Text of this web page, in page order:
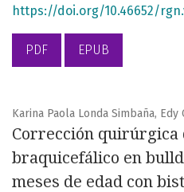
https://doi.org/10.46652/
PDF EPUB
Karina Paola Londa Simbaña, Edy
Corrección quirúrgica
braquicefálico en
meses de edad con